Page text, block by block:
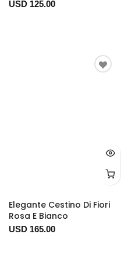
USD 125.00
Elegante Cestino Di Fiori
Rosa E Bianco
USD 165.00